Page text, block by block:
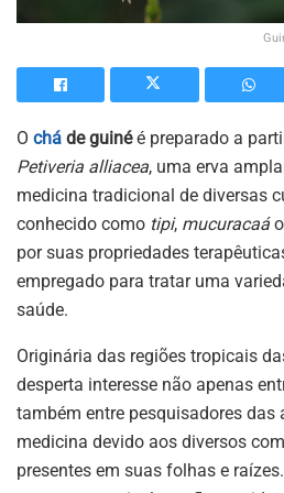
O chá de guinéé preparado a
Petiveria alliacea, uma erva
medicina tradicional de diversas
conhecido como tipi, mucuracaá
por suas propriedades
empregado para tratar uma
saúde.
Originária das regiões tropicais
desperta interesse não apenas
também entre pesquisadores das
medicina devido aos diversos
presentes em suas folhas e